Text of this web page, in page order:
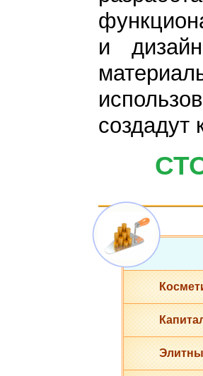
и
создадут